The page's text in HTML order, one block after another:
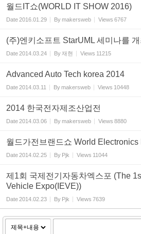
월드IT쇼(WORLD IT SHOW 2016)
Date2016.01.29 Bymakersweb Views 6767
(주)엔키소프트 StarUML 세미나를
Date2014.03.24 By재현 Views 11215
Advanced Auto Tech korea 2014
Date2014.03.11 Bymakersweb Views 10448
2014 한국전자제조산업전
Date2014.03.06 Bymakersweb Views 8880
월드가전브랜드쇼 World
Date2014.02.25 By Pjk Views 11044
제1회 국제전기자동차엑스포 (The
Vehicle Expo(IEVE))
Date2014.02.23 By Pjk Views 7639